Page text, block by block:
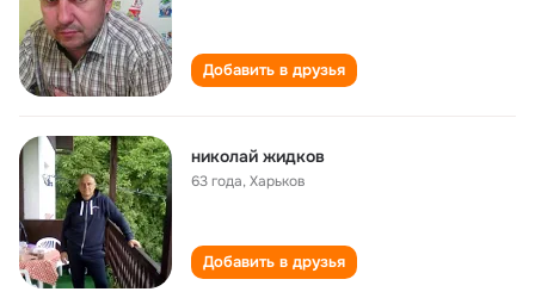
Добавить в друзья
николай жидков
63 года,Харьков
Добавить в друзья